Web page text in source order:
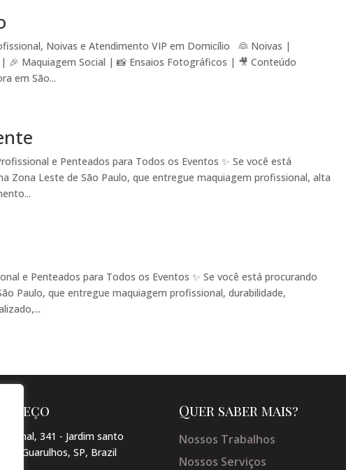
Noivas e Atendimento VIP em Domicílio 👰 Noivas |
Maquiagem Social | 📸 Ensaios Fotográficos | 🎥 Conteúdo
em São...
e Penteados para Todos os Eventos ✨ Se você está
Zona Leste de São Paulo, que entregue maquiagem profissional, alta
e Penteados para Todos os Eventos ✨ Se você está procurando
Paulo, que entregue maquiagem profissional, durabilidade,
341 - Jardim santo
, Guarulhos, SP, Brazil
Quer saber mais?
Nossos Trabalhos
Nossos Serviços